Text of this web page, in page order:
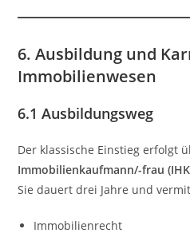
6. Ausbildung und
Immobilienwesen
6.1 Ausbildungsweg
Der klassische Einstieg erfolgt
Immobilienkaufmann/-frau
Sie dauert drei Jahre und
Immobilienrecht